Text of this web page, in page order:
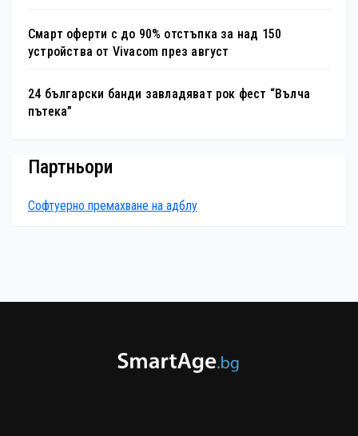
Смарт оферти с до 90% отстъпка за над 150
устройства от Vivacom през август
24 български банди завладяват рок фест “Вълча
пътека”
Партньори
Софтуерно премахване на адблу